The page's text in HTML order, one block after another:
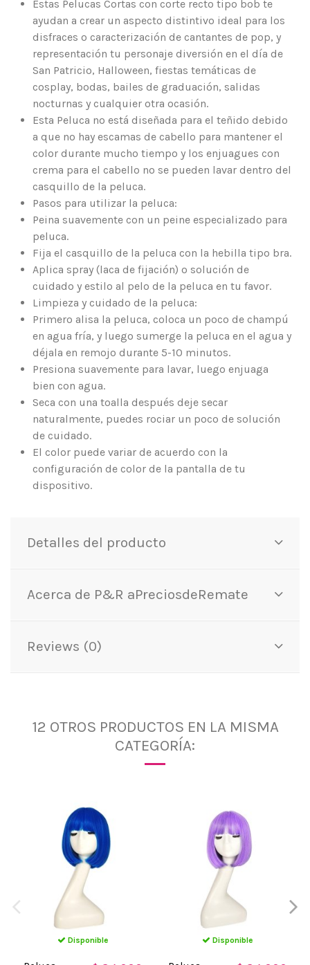
Estas Pelucas Cortas con corte recto tipo bob te
ayudan a crear un aspecto distintivo ideal para los
disfraces o caracterización de cantantes de pop, y
representación tu personaje diversión en el día de
San Patricio, Halloween, fiestas temáticas de
cosplay, bodas, bailes de graduación, salidas
nocturnas y cualquier otra ocasión.
Esta Peluca no está diseñada para el teñido debido
a que no hay escamas de cabello para mantener el
color durante mucho tiempo y los enjuagues con
crema para el cabello no se pueden lavar dentro del
casquillo de la peluca.
Pasos para utilizar la peluca:
Peina suavemente con un peine especializado para
peluca.
Fija el casquillo de la peluca con la hebilla tipo bra.
Aplica spray (laca de fijación) o solución de
cuidado y estilo al pelo de la peluca en tu favor.
Limpieza y cuidado de la peluca:
Primero alisa la peluca, coloca un poco de champú
en agua fría, y luego sumerge la peluca en el agua y
déjala en remojo durante 5-10 minutos.
Presiona suavemente para lavar, luego enjuaga
bien con agua.
Seca con una toalla después deje secar
naturalmente, puedes rociar un poco de solución
de cuidado.
El color puede variar de acuerdo con la
configuración de color de la pantalla de tu
dispositivo.
Detalles del producto
Acerca de P&R aPreciosdeRemate
Reviews (0)
12 OTROS PRODUCTOS EN LA MISMA
CATEGORÍA:
Disponible Disponible